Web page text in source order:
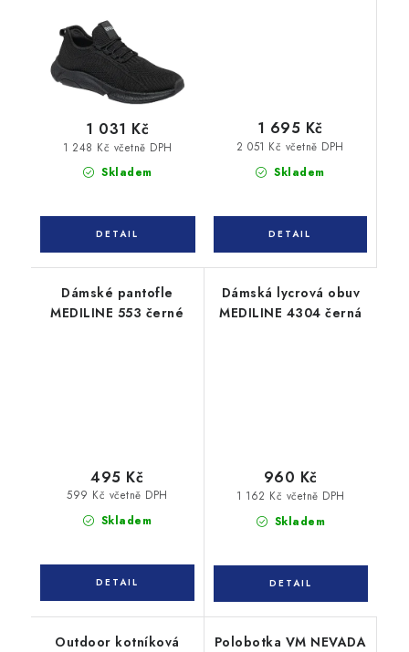
Skladem
1 248 Kč včetně DPH
1 031 Kč
Skladem
2 051 Kč včetně DPH
1 695 Kč
Dámské pantofle
MEDILINE 553 černé
Skladem
599 Kč včetně DPH
495 Kč
Dámská lycrová obuv
MEDILINE 4304 černá
Skladem
1 162 Kč včetně DPH
960 Kč
Outdoor kotníková
Polobotka VM NEVADA